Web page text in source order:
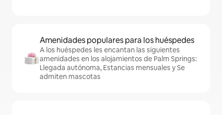
Amenidades populares para los huéspedes
A los huéspedes les encantan las siguientes
amenidades en los alojamientos de Palm Springs:
Llegada autónoma, Estancias mensuales y Se
admiten mascotas